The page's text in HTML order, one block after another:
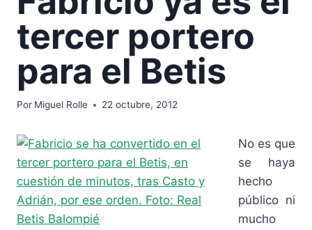
tercer portero
para el Betis
Por Miguel Rolle 22 octubre, 2012
No es que
se haya
hecho
público ni
mucho